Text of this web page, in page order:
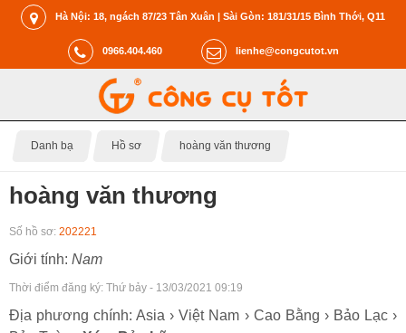
Hà Nội: 18, ngách 87/23 Tân Xuân | Sài Gòn: 181/31/15 Bình Thới, Q11
0966.404.460 lienhe@congcutot.vn
Danh bạ Hồ sơ hoàng văn thương
hoàng văn thương
Số hồ sơ: 202221
Giới tính: Nam
Thời điểm đăng ký: Thứ bảy - 13/03/2021 09:19
Địa phương chính: Asia › Việt Nam › Cao Bằng › Bảo Lạc ›